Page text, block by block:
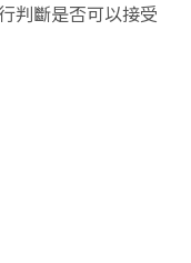
判斷是否可以接受